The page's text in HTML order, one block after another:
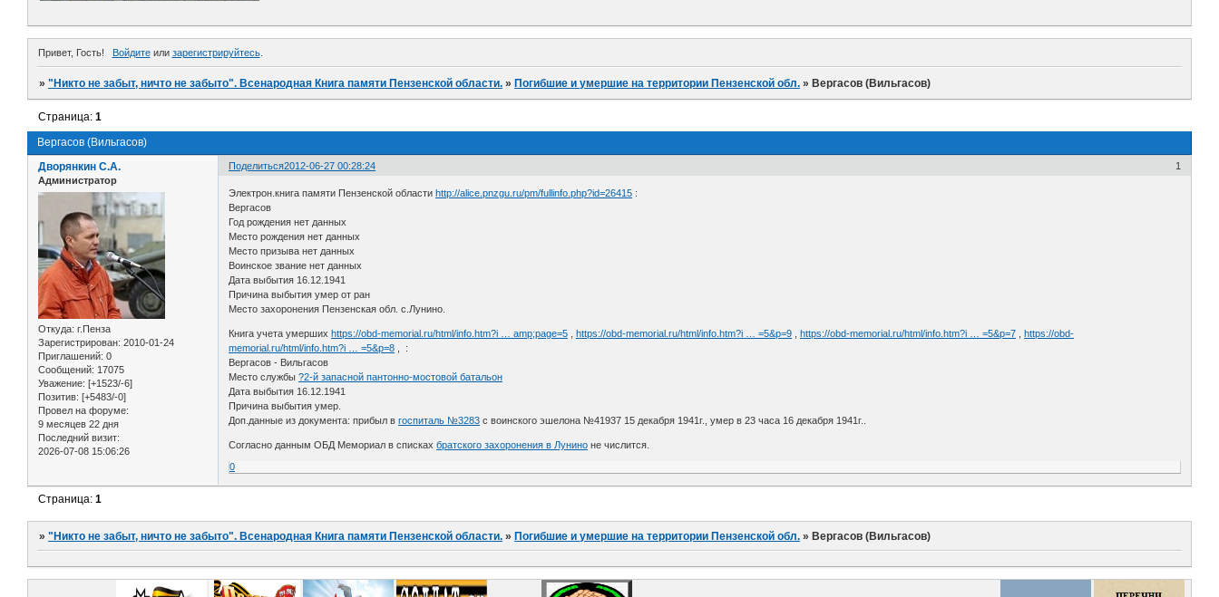
Привет, Гость! Войдитеили зарегистрируйтесь.
»"Никто не забыт, ничто не забыто". Всенародная Книга памяти Пензенской области. » Погибшие и умершие на территории Пензенской обл. » Вергасов (Вильгасов)
Вергасов (Вильгасов)
Страница:1
Поделиться 1
2012-06-27 00:28:24
Дворянкин С.А.
Администратор
Откуда: г.Пенза
Зарегистрирован: 2010-01-24
Приглашений: 0
Сообщений: 17075
Уважение: [+1523/-6]
Позитив: [+5483/-0]
Провел на форуме:
9 месяцев 22 дня
Последний визит:
2026-07-08 15:06:26
Электрон.книга памяти Пензенской областиhttp://alice.pnzgu.ru/pm/fullinfo.php?id=26415 :
Вергасов
Год рождения нет данных
Место рождения нет данных
Место призыва нет данных
Воинское звание нет данных
Дата выбытия 16.12.1941
Причина выбытия умер от ран
Место захоронения Пензенская обл. с.Лунино.
Книга учета умершихhttps://obd-memorial.ru/html/info.htm?i … amp;page=5 ,https://obd-memorial.ru/html/info.htm?i … =5&p=9 ,https://obd-memorial.ru/html/info.htm?i … =5&p=7 ,https://obd-
memorial.ru/html/info.htm?i … =5&p=8 , :
Вергасов - Вильгасов
Место службы?2-й запасной пантонно-мостовой батальон
Дата выбытия 16.12.1941
Причина выбытия умер.
Доп.данные из документа: прибыл вгоспиталь №3283 с воинского эшелона №41937 15 декабря 1941г., умер в 23 часа 16 декабря 1941г..
Согласно данным ОБД Мемориал в спискахбратского захоронения в Лунино не числится.
0
Страница:1
»"Никто не забыт, ничто не забыто". Всенародная Книга памяти Пензенской области. » Погибшие и умершие на территории Пензенской обл. » Вергасов (Вильгасов)